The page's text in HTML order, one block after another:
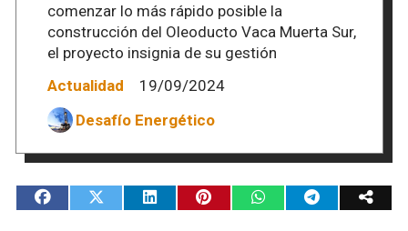
comenzar lo más rápido posible la
construcción del Oleoducto Vaca Muerta Sur,
el proyecto insignia de su gestión
Actualidad
19/09/2024
Desafío Energético